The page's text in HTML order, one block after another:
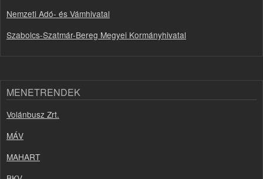
Nemzeti Adó- és Vámhivatal
Szabolcs-Szatmár-Bereg Megyei Kormányhivatal
MENETRENDEK
Volánbusz Zrt.
MÁV
MAHART